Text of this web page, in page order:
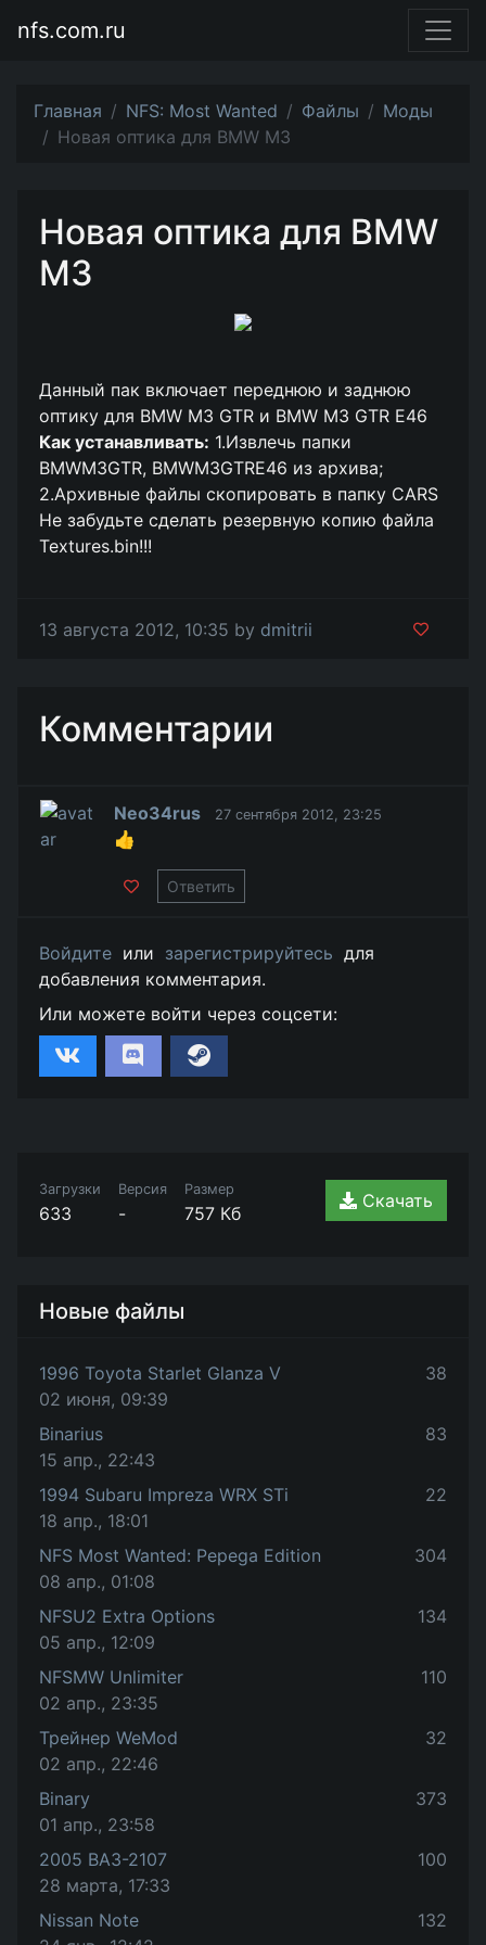
nfs.com.ru
Главная NFS: Most Wanted Файлы
Моды
Новая оптика для BMW M3
Новая оптика для BMW
M3
Данный пак включает переднюю и заднюю
оптику для BMW M3 GTR и BMW M3 GTR E46
Как устанавливать: 1.Извлечь папки
BMWM3GTR, BMWM3GTRE46 из архива;
2.Архивные файлы скопировать в папку CARS
Не забудьте сделать резервную копию файла
Textures.bin!!!
13 августа 2012, 10:35 by dmitrii
Комментарии
Neo34rus 27 сентября 2012, 23:25
👍
Ответить
Войдите или зарегистрируйтесь для
добавления комментария.
Или можете войти через соцсети:
Загрузки
633
Версия
-
Размер
757 Кб
Скачать
Новые файлы
1996 Toyota Starlet Glanza V
02 июня, 09:39
38
Binarius
15 апр., 22:43
83
1994 Subaru Impreza WRX STi
18 апр., 18:01
22
NFS Most Wanted: Pepega Edition
08 апр., 01:08
304
NFSU2 Extra Options
05 апр., 12:09
134
NFSMW Unlimiter
02 апр., 23:35
110
Трейнер WeMod
02 апр., 22:46
32
Binary
01 апр., 23:58
373
2005 ВАЗ-2107
28 марта, 17:33
100
Nissan Note
132